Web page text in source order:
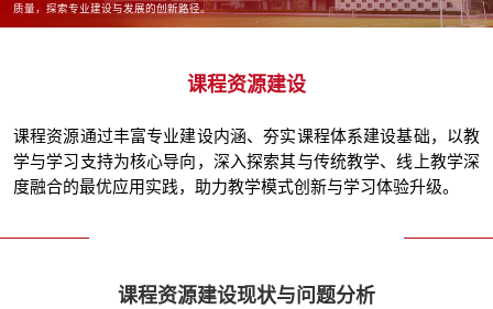
质量，探索专业建设与发展的创新路径。
课程资源建设
课程资源通过丰富专业建设内涵、夯实课程体系建设基础，以教
学与学习支持为核心导向，深入探索其与传统教学、线上教学深
度融合的最优应用实践，助力教学模式创新与学习体验升级。
课程资源建设现状与问题分析